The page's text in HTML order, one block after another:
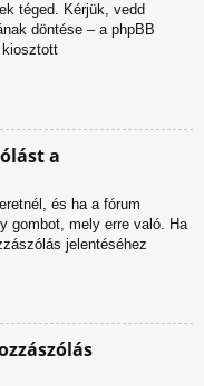
téged. Kérjük, vedd
döntése – a phpBB
kiosztott
a
és ha a fórum
gombot, mely erre való. Ha
jelentéséhez